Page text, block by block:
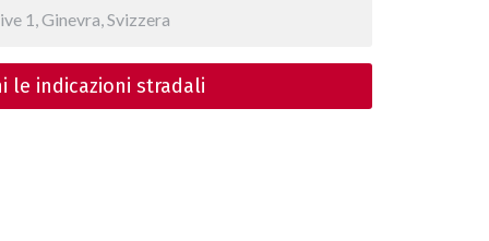
le indicazioni stradali